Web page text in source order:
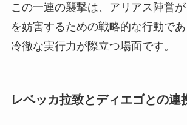
この一連の襲撃は、アリアス陣営
を妨害するための戦略的な行動で
冷徹な実行力が際立つ場面です。
レベッカ拉致とディエゴとの連